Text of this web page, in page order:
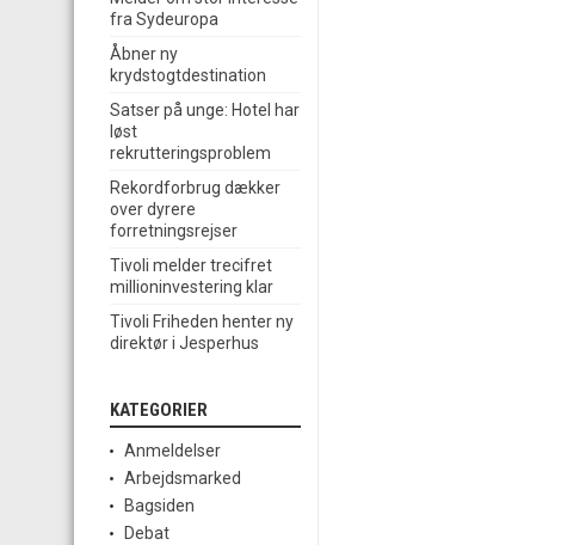
fra Sydeuropa
Åbner ny
krydstogtdestination
Satser på unge: Hotel har
løst
rekrutteringsproblem
Rekordforbrug dækker
over dyrere
forretningsrejser
Tivoli melder trecifret
millioninvestering klar
Tivoli Friheden henter ny
direktør i Jesperhus
KATEGORIER
Anmeldelser
Arbejdsmarked
Bagsiden
Debat